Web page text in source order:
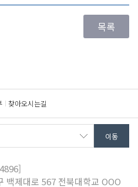
찾아오시는길
백제대로 567 전북대학교 OOO